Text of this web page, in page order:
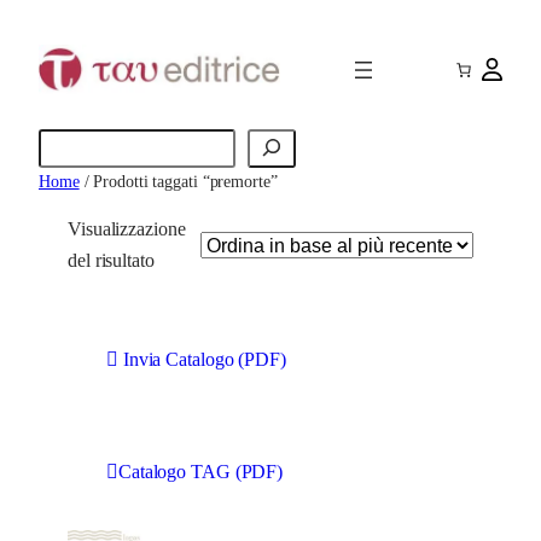
Home/ Prodotti taggati “premorte”
Visualizzazione
del risultato
Invia Catalogo (PDF)
Catalogo TAG (PDF)